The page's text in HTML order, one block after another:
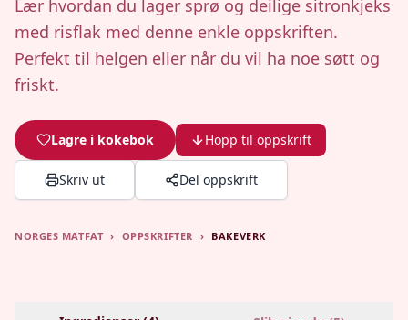
Lær hvordan du lager sprø og deilige sitronkjeks
med risflak med denne enkle oppskriften.
Perfekt til helgen eller når du vil ha noe søtt og
friskt.
Lagre i kokebok Hopp til oppskrift
Skriv ut Del oppskrift
NORGES MATFAT › OPPSKRIFTER › BAKEVERK